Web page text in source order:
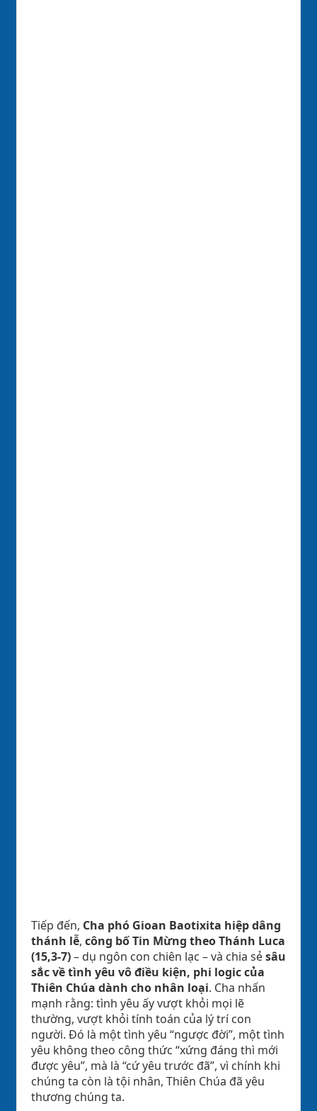
Tiếp đến, Cha phó Gioan Baotixita hiệp dâng
thánh lễ, công bố Tin Mừng theo Thánh Luca
(15,3-7)– dụ ngôn con chiên lạc – và chia sẻsâu
sắc về tình yêu vô điều kiện, phi logic của
Thiên Chúa dành cho nhân loại. Cha nhấn
mạnh rằng: tình yêu ấy vượt khỏi mọi lẽ
thường, vượt khỏi tính toán của lý trí con
người. Đó là một tình yêu “ngược đời”, một tình
yêu không theo công thức “xứng đáng thì mới
được yêu”, mà là “cứ yêu trước đã”, vì chính khi
chúng ta còn là tội nhân, Thiên Chúa đã yêu
thương chúng ta.